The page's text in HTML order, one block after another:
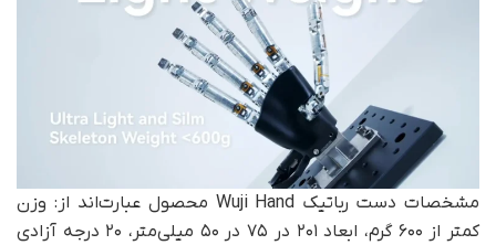
مشخصات دست رباتیک Wuji Hand محصول عبارت‌اند از: وزن
کمتر از ۶۰۰ گرم، ابعاد ۲۰۱ در ۷۵ در ۵۰ میلی‌متر، ۲۰ درجه آزادی